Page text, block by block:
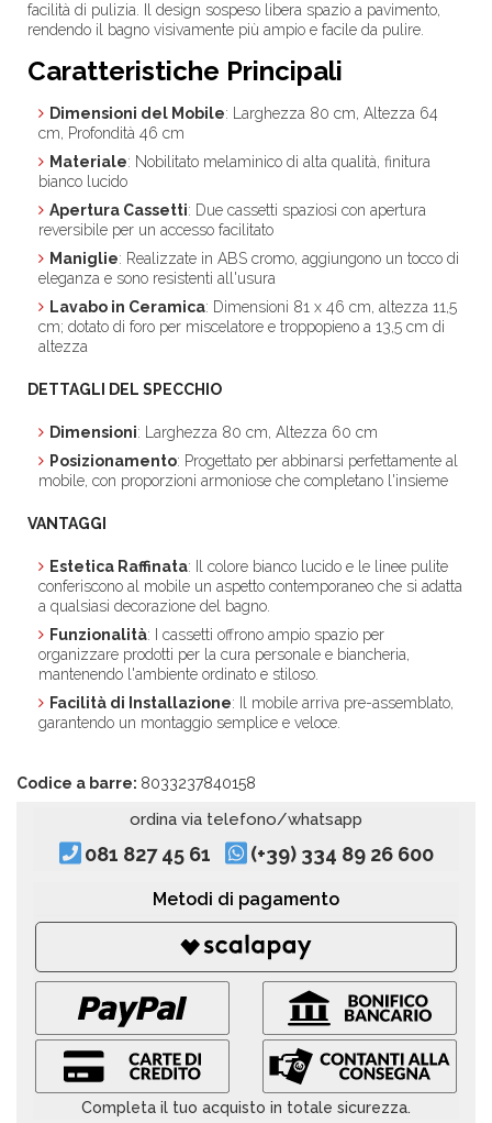
facilità di pulizia. Il design sospeso libera spazio a pavimento,
rendendo il bagno visivamente più ampio e facile da pulire.
Caratteristiche Principali
Dimensioni del Mobile: Larghezza 80 cm, Altezza 64
cm, Profondità 46 cm
Materiale: Nobilitato melaminico di alta qualità, finitura
bianco lucido
Apertura Cassetti: Due cassetti spaziosi con apertura
reversibile per un accesso facilitato
Maniglie: Realizzate in ABS cromo, aggiungono un tocco di
eleganza e sono resistenti all'usura
Lavabo in Ceramica: Dimensioni 81 x 46 cm, altezza 11,5
cm; dotato di foro per miscelatore e troppopieno a 13,5 cm di
altezza
DETTAGLI DEL SPECCHIO
Dimensioni: Larghezza 80 cm, Altezza 60 cm
Posizionamento: Progettato per abbinarsi perfettamente al
mobile, con proporzioni armoniose che completano l'insieme
VANTAGGI
Estetica Raffinata: Il colore bianco lucido e le linee pulite
conferiscono al mobile un aspetto contemporaneo che si adatta
a qualsiasi decorazione del bagno.
Funzionalità: I cassetti offrono ampio spazio per
organizzare prodotti per la cura personale e biancheria,
mantenendo l'ambiente ordinato e stiloso.
Facilità di Installazione: Il mobile arriva pre-assemblato,
garantendo un montaggio semplice e veloce.
Codice a barre: 8033237840158
ordina via telefono/whatsapp
081 827 45 61 (+39) 334 89 26 600
Metodi di pagamento
Completa il tuo acquisto in totale sicurezza.